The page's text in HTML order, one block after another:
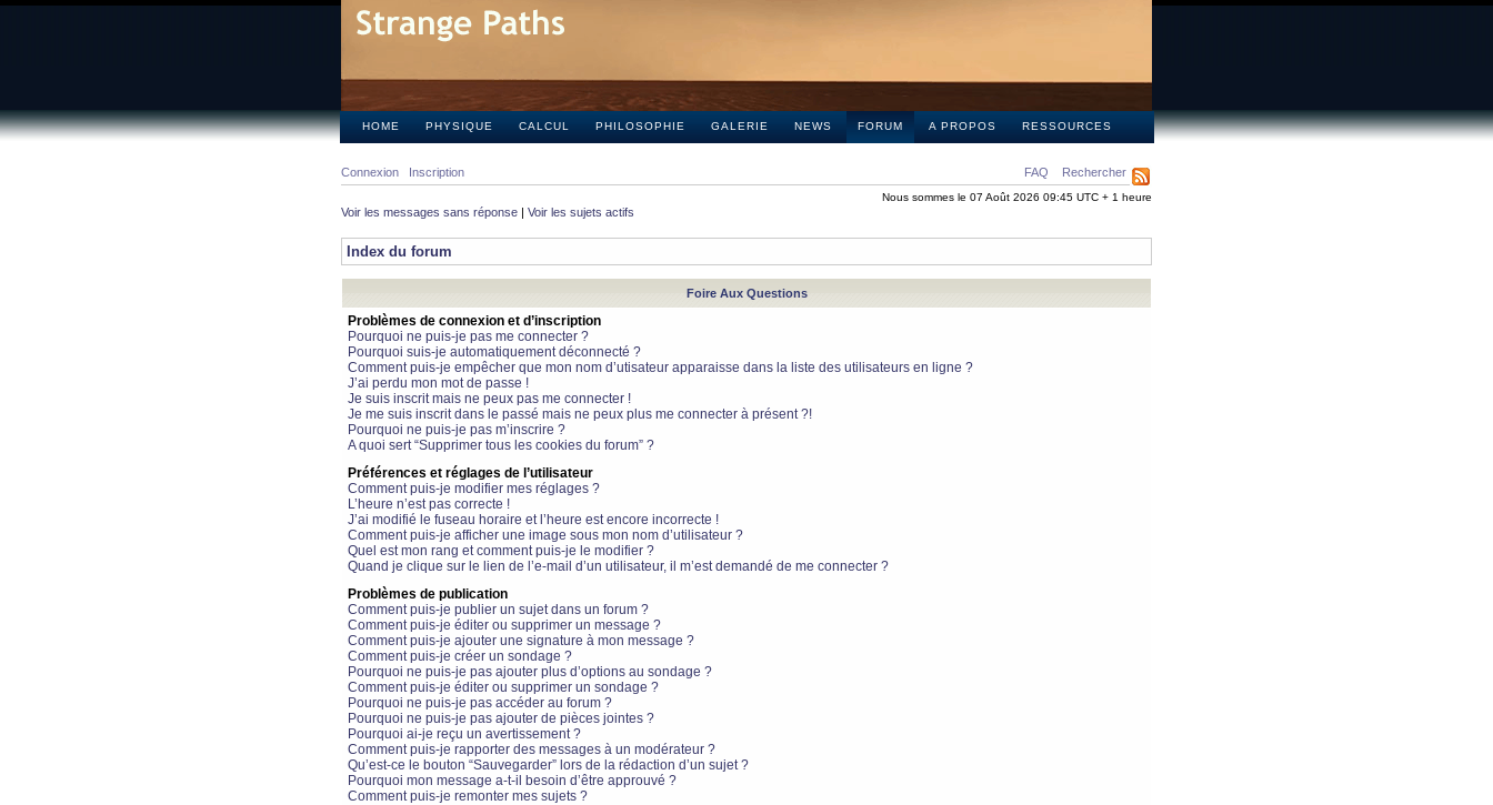
HOME PHYSIQUE CALCUL PHILOSOPHIE GALERIE NEWS FORUM A PROPOS RESSOURCES
FAQ Rechercher
Connexion Inscription
Nous sommes le 07 Août 2026 09:45 UTC + 1 heure
Voir les messages sans réponse | Voir les sujets actifs
Index du forum
Foire Aux Questions
Problèmes de connexion et d’inscription
Pourquoi ne puis-je pas me connecter ?
Pourquoi suis-je automatiquement déconnecté ?
Comment puis-je empêcher que mon nom d’utisateur apparaisse dans la liste des utilisateurs en ligne ?
J’ai perdu mon mot de passe !
Je suis inscrit mais ne peux pas me connecter !
Je me suis inscrit dans le passé mais ne peux plus me connecter à présent ?!
Pourquoi ne puis-je pas m’inscrire ?
A quoi sert “Supprimer tous les cookies du forum” ?
Préférences et réglages de l’utilisateur
Comment puis-je modifier mes réglages ?
L’heure n’est pas correcte !
J’ai modifié le fuseau horaire et l’heure est encore incorrecte !
Comment puis-je afficher une image sous mon nom d’utilisateur ?
Quel est mon rang et comment puis-je le modifier ?
Quand je clique sur le lien de l’e-mail d’un utilisateur, il m’est demandé de me connecter ?
Problèmes de publication
Comment puis-je publier un sujet dans un forum ?
Comment puis-je éditer ou supprimer un message ?
Comment puis-je ajouter une signature à mon message ?
Comment puis-je créer un sondage ?
Pourquoi ne puis-je pas ajouter plus d’options au sondage ?
Comment puis-je éditer ou supprimer un sondage ?
Pourquoi ne puis-je pas accéder au forum ?
Pourquoi ne puis-je pas ajouter de pièces jointes ?
Pourquoi ai-je reçu un avertissement ?
Comment puis-je rapporter des messages à un modérateur ?
Qu’est-ce le bouton “Sauvegarder” lors de la rédaction d’un sujet ?
Pourquoi mon message a-t-il besoin d’être approuvé ?
Comment puis-je remonter mes sujets ?